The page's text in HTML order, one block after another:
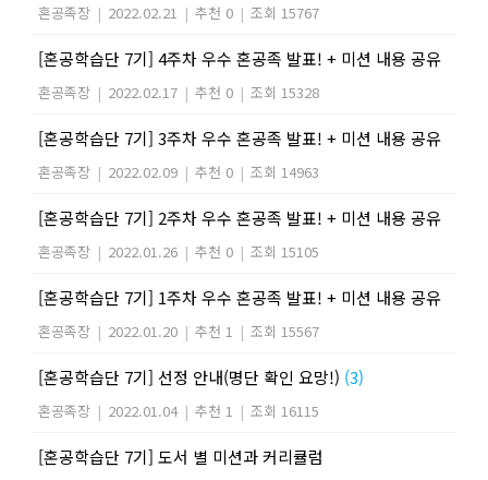
혼공족장 | 2022.02.21 | 추천 0 | 조회 15767
[혼공학습단 7기] 4주차 우수 혼공족 발표! + 미션 내용 공유
혼공족장 | 2022.02.17 | 추천 0 | 조회 15328
[혼공학습단 7기] 3주차 우수 혼공족 발표! + 미션 내용 공유
혼공족장 | 2022.02.09 | 추천 0 | 조회 14963
[혼공학습단 7기] 2주차 우수 혼공족 발표! + 미션 내용 공유
혼공족장 | 2022.01.26 | 추천 0 | 조회 15105
[혼공학습단 7기] 1주차 우수 혼공족 발표! + 미션 내용 공유
혼공족장 | 2022.01.20 | 추천 1 | 조회 15567
[혼공학습단 7기] 선정 안내(명단 확인 요망!) (3)
혼공족장 | 2022.01.04 | 추천 1 | 조회 16115
[혼공학습단 7기] 도서 별 미션과 커리큘럼